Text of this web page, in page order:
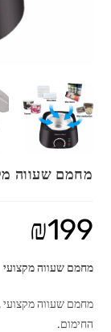
מחמם שעווה
₪199
מחמם שעווה מקצועי
מחמם שעווה מקצועי
החימום.